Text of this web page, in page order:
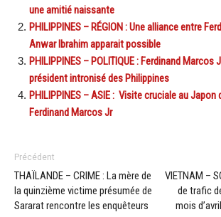
une amitié naissante
PHILIPPINES – RÉGION : Une alliance entre
Anwar Ibrahim apparait possible
PHILIPPINES – POLITIQUE : Ferdinand
président intronisé des Philippines
PHILIPPINES – ASIE : Visite cruciale au Japon
Ferdinand Marcos Jr
Précédent
THAÏLANDE – CRIME : La mère de
la quinzième victime présumée de
Sararat rencontre les enquêteurs
VIETNAM –
de trafic
mois